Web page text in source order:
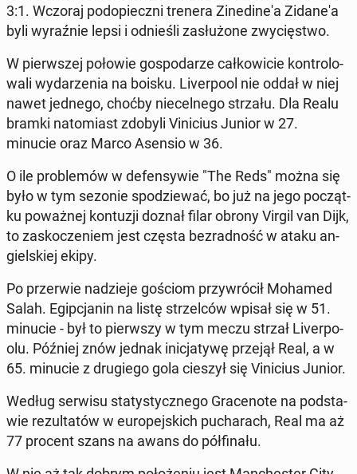
3:1. Wczoraj pod­opiecz­ni trenera Zi­ne­di­ne­'a Zi­da­ne­'a
byli wy­raź­nie lepsi i od­nie­śli za­słu­żo­ne zwy­cię­stwo.
W pierw­szej połowie go­spo­da­rze cał­ko­wi­cie kon­tro­lo­
wa­li wy­da­rze­nia na boisku. Li­ver­po­ol nie oddał w niej
nawet jednego, choćby nie­cel­ne­go strzału. Dla Realu
bramki na­to­miast zdobyli Vi­ni­cius Junior w 27.
minucie oraz Marco Asensio w 36.
O ile pro­ble­mów w de­fen­sy­wie "The Reds" można się
było w tym sezonie spo­dzie­wać, bo już na jego po­cząt­
ku po­waż­nej kon­tu­zji doznał filar obrony Virgil van Dijk,
to za­sko­cze­niem jest częsta bez­rad­ność w ataku an­
giel­skiej ekipy.
Po prze­rwie na­dzie­je gościom przy­wró­cił Mohamed
Salah. Egip­cja­nin na listę strzel­ców wpisał się w 51.
minucie - był to pierw­szy w tym meczu strzał Li­ver­po­
olu. Później znów jednak ini­cja­ty­wę przejął Real, a w
65. minucie z dru­gie­go gola cieszył się Vi­ni­cius Junior.
Według serwisu sta­ty­stycz­ne­go Gra­ce­no­te na pod­sta­
wie re­zul­ta­tów w eu­ro­pej­skich pu­cha­rach, Real ma aż
77 procent szans na awans do pół­fi­na­łu.